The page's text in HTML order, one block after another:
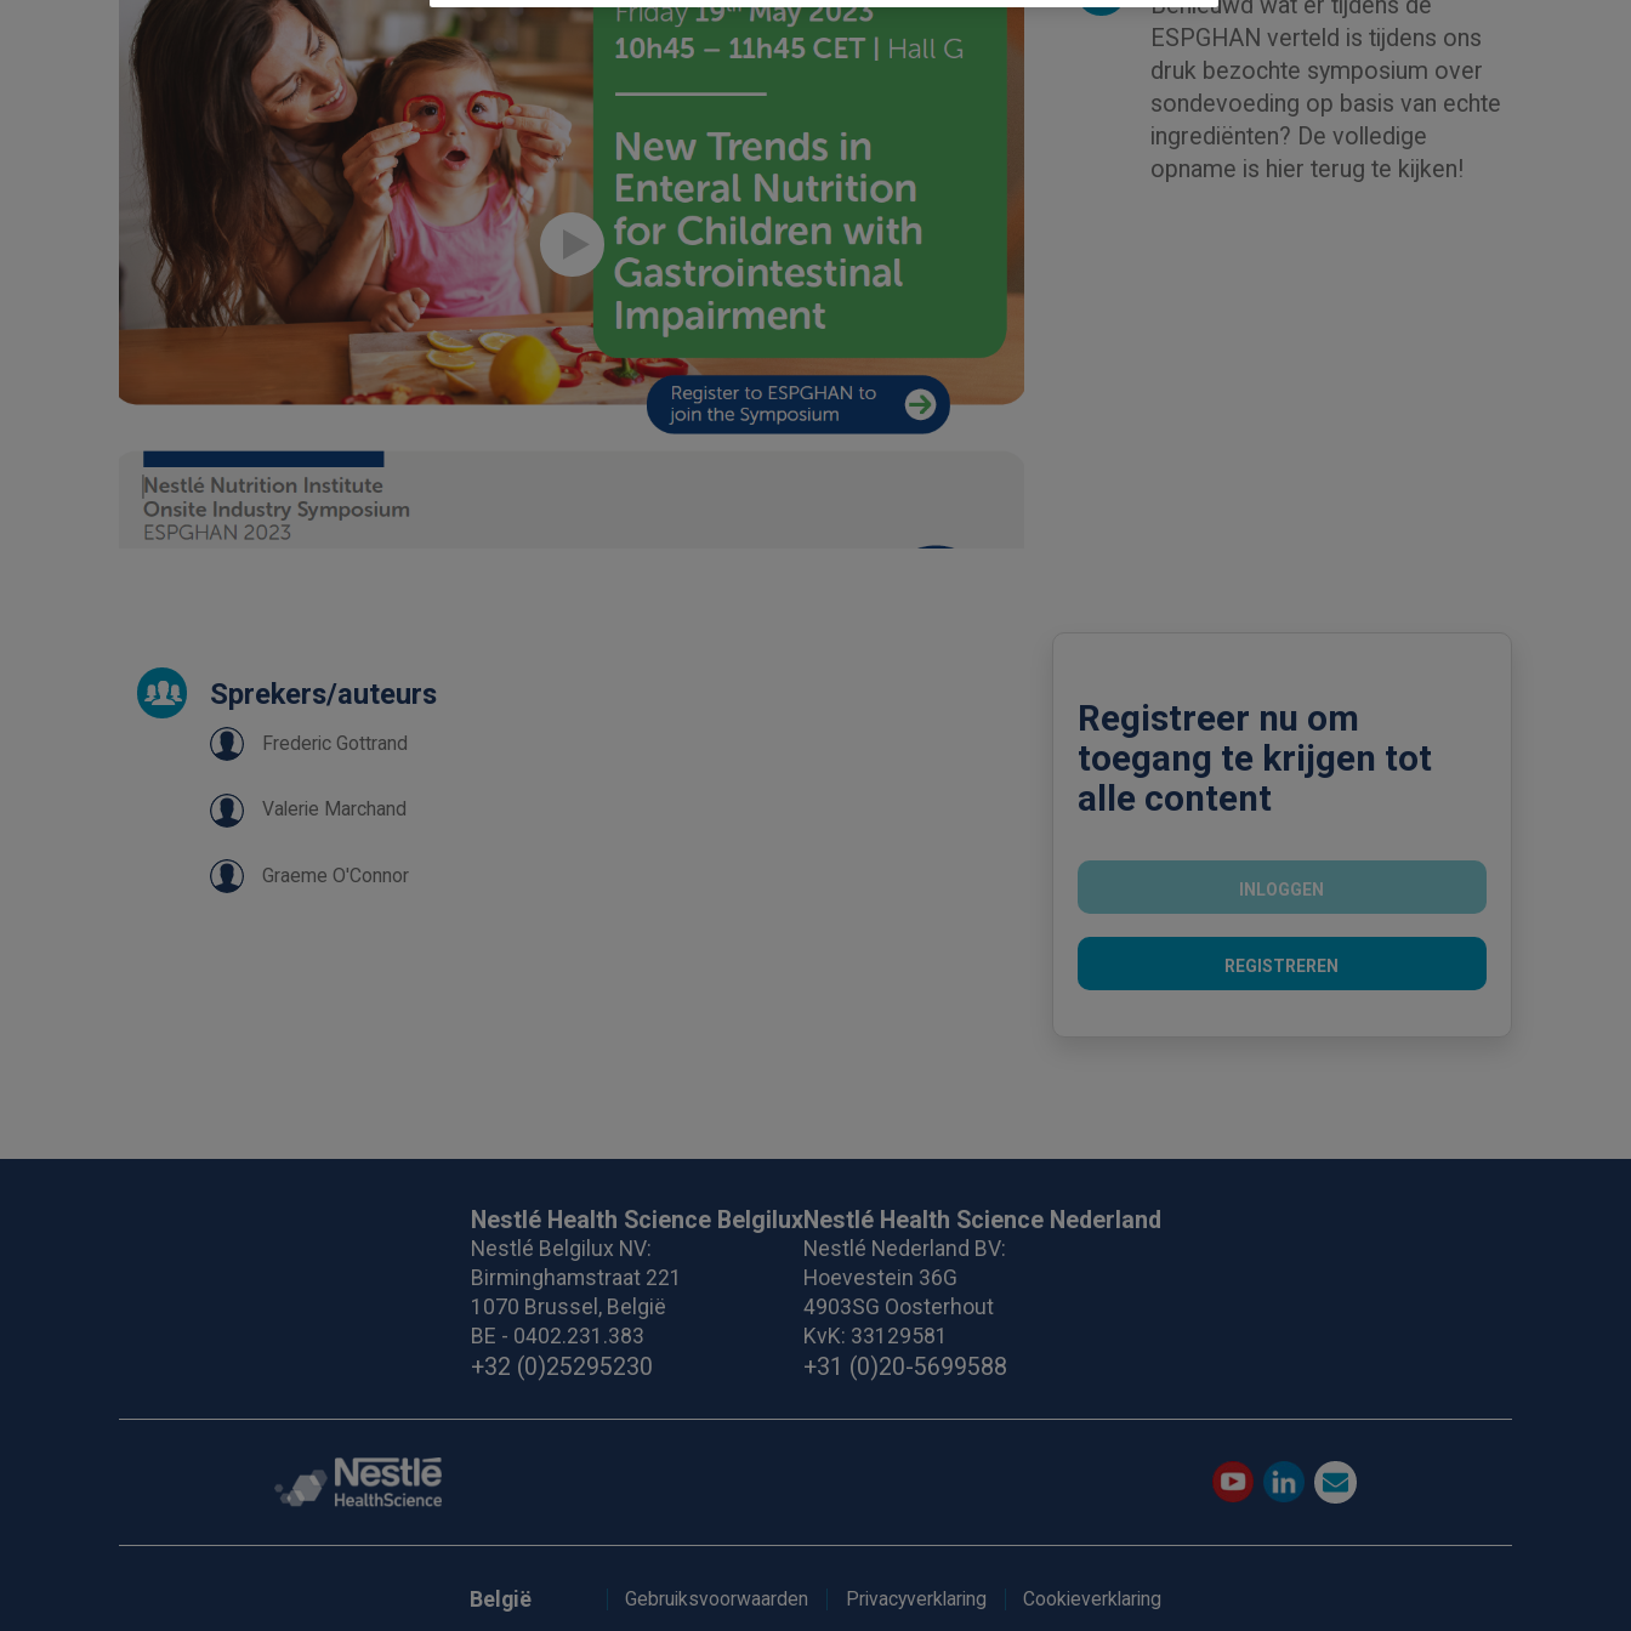
ESPGHAN verteld is tijdens ons
druk bezochte symposium over
sondevoeding op basis van echte
ingrediënten? De volledige
opname is hier terug te kijken!
Sprekers/auteurs
Frederic Gottrand
Valerie Marchand
Graeme O'Connor
Registreer nu om
toegang te krijgen tot
alle content
INLOGGEN
REGISTREREN
Nestlé Health Science Belgilux
Nestlé Belgilux NV:
Birminghamstraat 221
1070 Brussel, België
BE - 0402.231.383
+32 (0)25295230
Nestlé Health Science Nederland
Nestlé Nederland BV:
Hoevestein 36G
4903SG Oosterhout
KvK: 33129581
+31 (0)20-5699588
België Gebruiksvoorwaarden Privacyverklaring Cookieverklaring